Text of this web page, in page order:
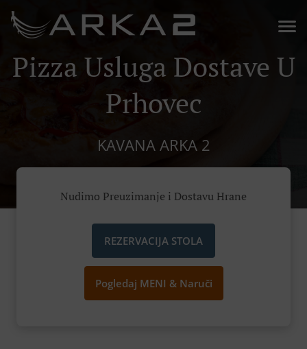
Pizza Usluga Dostave U
Prhovec
KAVANA ARKA 2
Nudimo Preuzimanje i Dostavu Hrane
REZERVACIJA STOLA
Pogledaj MENI & Naruči